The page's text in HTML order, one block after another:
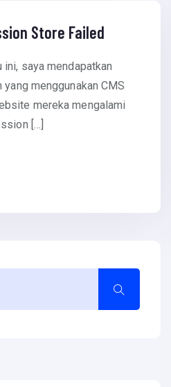
Store Failed
saya mendapatkan
menggunakan CMS
mereka mengalami
[…]